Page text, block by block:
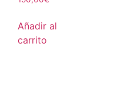
Añadir al
carrito